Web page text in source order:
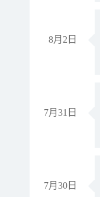
8月2日
7月31日
7月30日